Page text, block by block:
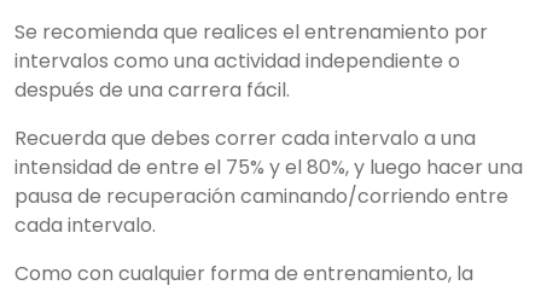
Se recomienda que realices el entrenamiento por
intervalos como una actividad independiente o
después de una carrera fácil.
Recuerda que debes correr cada intervalo a una
intensidad de entre el 75% y el 80%, y luego hacer una
pausa de recuperación caminando/corriendo entre
cada intervalo.
Como con cualquier forma de entrenamiento, la